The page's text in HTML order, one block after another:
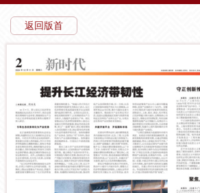
返回版首